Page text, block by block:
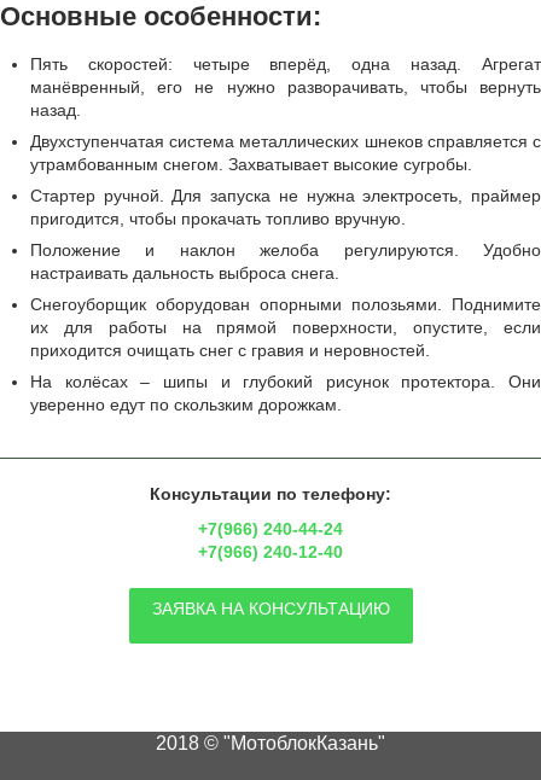
Основные особенности:
Пять скоростей: четыре вперёд, одна назад. Агрегат
манёвренный, его не нужно разворачивать, чтобы вернуть
назад.
Двухступенчатая система металлических шнеков справляется с
утрамбованным снегом. Захватывает высокие сугробы.
Стартер ручной. Для запуска не нужна электросеть, праймер
пригодится, чтобы прокачать топливо вручную.
Положение и наклон желоба регулируются. Удобно
настраивать дальность выброса снега.
Снегоуборщик оборудован опорными полозьями. Поднимите
их для работы на прямой поверхности, опустите, если
приходится очищать снег с гравия и неровностей.
На колёсах – шипы и глубокий рисунок протектора. Они
уверенно едут по скользким дорожкам.
Консультации по телефону:
+7(966) 240-44-24
+7(966) 240-12-40
ЗАЯВКА НА КОНСУЛЬТАЦИЮ
2018 © "МотоблокКазань"